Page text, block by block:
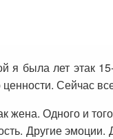
я была лет этак
Сейчас
жена. Одного и
Другие эмоции.